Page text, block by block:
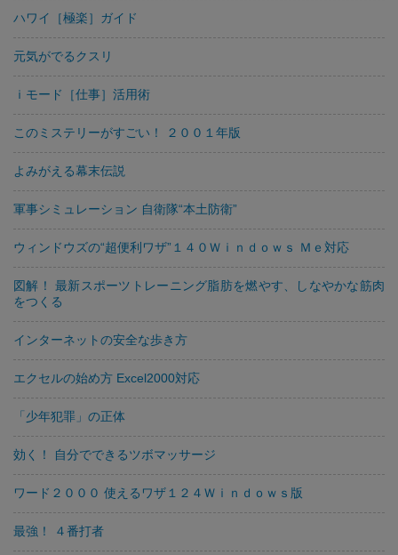
ハワイ［極楽］ガイド
元気がでるクスリ
ｉモード［仕事］活用術
このミステリーがすごい！ ２００１年版
よみがえる幕末伝説
軍事シミュレーション 自衛隊“本土防衛”
ウィンドウズの“超便利ワザ”１４０Ｗｉｎｄｏｗｓ Ｍｅ対応
図解！ 最新スポーツトレーニング脂肪を燃やす、しなやかな筋肉
をつくる
インターネットの安全な歩き方
エクセルの始め方 Excel2000対応
「少年犯罪」の正体
効く！ 自分でできるツボマッサージ
ワード２０００ 使えるワザ１２４Ｗｉｎｄｏｗｓ版
最強！ ４番打者